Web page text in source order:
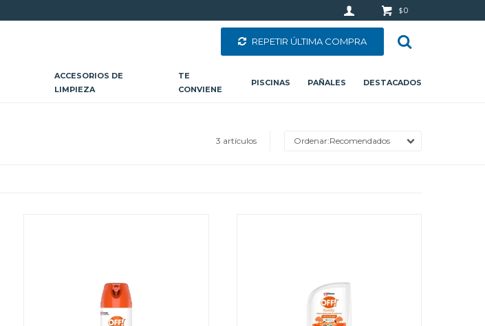
ACCESORIOS DE
LIMPIEZA
TE
CONVIENE
PISCINAS PAÑALES DESTACADOS
REPETIR ÚLTIMA COMPRA
$0
3 artículos Recomendados